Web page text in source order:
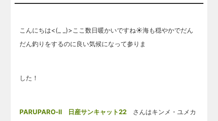
こんにちは<(_ _)>ここ数日暖かいですね☀海も穏やかでだん
だん釣りをするのに良い気候になって参りま
した！
PARUPARO-Ⅱ 日産サンキャット22 さんはキンメ・ユメカ